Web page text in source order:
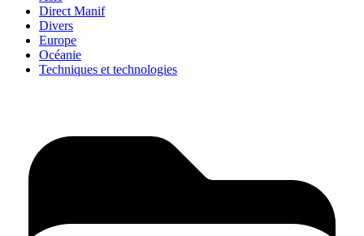
Direct Manif
Divers
Europe
Océanie
Techniques et technologies